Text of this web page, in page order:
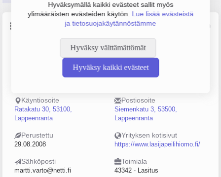
Hyväksymällä kaikki evästeet sallit myös
ylimääräisten evästeiden käytön. Lue lisää evästeistä
ja tietosuojakäytännöstämme
Hyväksy välttämättömät
Hyväksy kaikki evästeet
Lähde: YTJ, PRH, Traficom
Henkilöstömäärä
0–4
Käyntiosoite
Ratakatu 30, 53100,
Lappeenranta
Postiosoite
Siemenkatu 3, 53500,
Lappeenranta
Perustettu
29.08.2008
Yrityksen kotisivut
https://www.lasijapeilihiomo.fi/
Sähköposti
martti.varto@netti.fi
Toimiala
43342 - Lasitus